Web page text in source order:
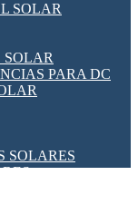
SOLAR
SOLAR
PARA DC
SOLARES